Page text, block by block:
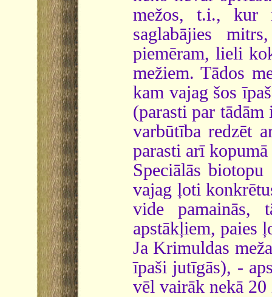
mežos, t.i., kur
saglabājies
piemēram, lieli
mežiem. Tādos
kam vajag šos
(parasti par tādām
varbūtība redzēt
parasti arī
Speciālās
vajag ļoti
vide pamainās,
apstākļiem, paies
Ja Krimuldas
īpaši jutīgās), -
vēl vairāk nekā